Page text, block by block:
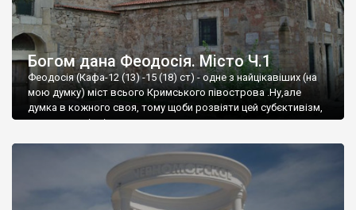
Богом дана Феодосія. Місто Ч.1
Феодосія (Кафа-12 (13) -15 (18) ст) - одне з найцікавіших (на
мою думку) міст всього Кримського півострова .Ну,але
думка в кожного своя, тому щоби розвіяти цей субєктивізм,
запрошую відвідати це